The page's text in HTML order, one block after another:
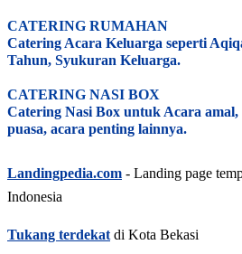
CATERING RUMAHAN
Catering Acara Keluarga seperti
Tahun, Syukuran Keluarga.
CATERING NASI BOX
Catering Nasi Box untuk Acara
puasa, acara penting lainnya.
Landingpedia.com - Landing page
Indonesia
Tukang terdekat di Kota Bekasi